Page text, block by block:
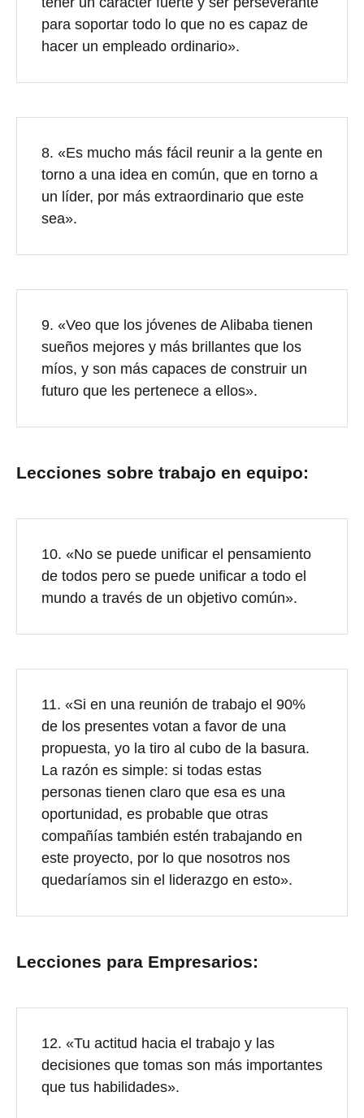
para soportar todo lo que no es capaz de
hacer un empleado ordinario».
8. «Es mucho más fácil reunir a la gente en
torno a una idea en común, que en torno a
un líder, por más extraordinario que este
sea».
9. «Veo que los jóvenes de Alibaba tienen
sueños mejores y más brillantes que los
míos, y son más capaces de construir un
futuro que les pertenece a ellos».
Lecciones sobre trabajo en equipo:
10. «No se puede unificar el pensamiento
de todos pero se puede unificar a todo el
mundo a través de un objetivo común».
11. «Si en una reunión de trabajo el 90%
de los presentes votan a favor de una
propuesta, yo la tiro al cubo de la basura.
La razón es simple: si todas estas
personas tienen claro que esa es una
oportunidad, es probable que otras
compañías también estén trabajando en
este proyecto, por lo que nosotros nos
quedaríamos sin el liderazgo en esto».
Lecciones para Empresarios:
12. «Tu actitud hacia el trabajo y las
decisiones que tomas son más importantes
que tus habilidades».